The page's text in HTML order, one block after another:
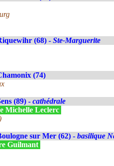
(68) - Ste-Marguerite
(74)
(89) - cathédrale
Michelle Leclerc
sur Mer (62) - basilique
Guilmant